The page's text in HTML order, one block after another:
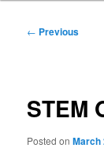
Post
← Previous
STEM
Posted onMarch